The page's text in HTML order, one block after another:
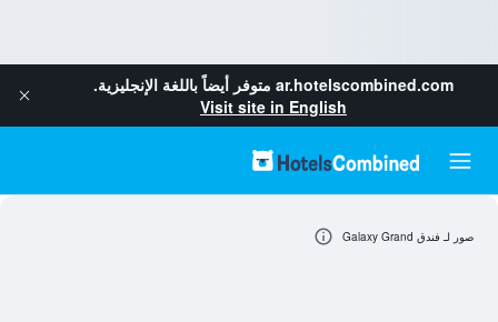
ar.hotelscombined.com متوفر أيضاً باللغة الإنجليزية.
Visit site in English
صور لـ فندق Galaxy Grand